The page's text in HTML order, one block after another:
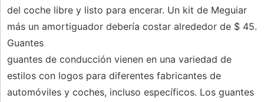
del coche libre y listo para encerar. Un kit de Meguiar
más un amortiguador debería costar alrededor de $ 45.
Guantes
guantes de conducción vienen en una variedad de
estilos con logos para diferentes fabricantes de
automóviles y coches, incluso específicos. Los guantes